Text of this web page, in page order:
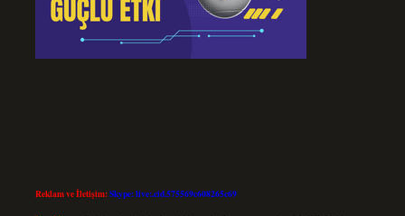
Reklam ve İletişim:Skype: live:.cid.575569c608265c69